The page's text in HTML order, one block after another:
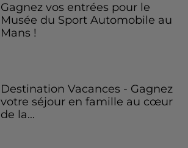
Gagnez vos entrées pour le
Musée du Sport Automobile au
Mans !
Destination Vacances - Gagnez
votre séjour en famille au cœur
de la...